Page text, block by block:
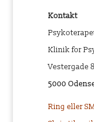
Kontakt
Klinik for
Vestergade
5000
Ring eller